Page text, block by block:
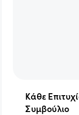
Κάθε
Συμβούλιο